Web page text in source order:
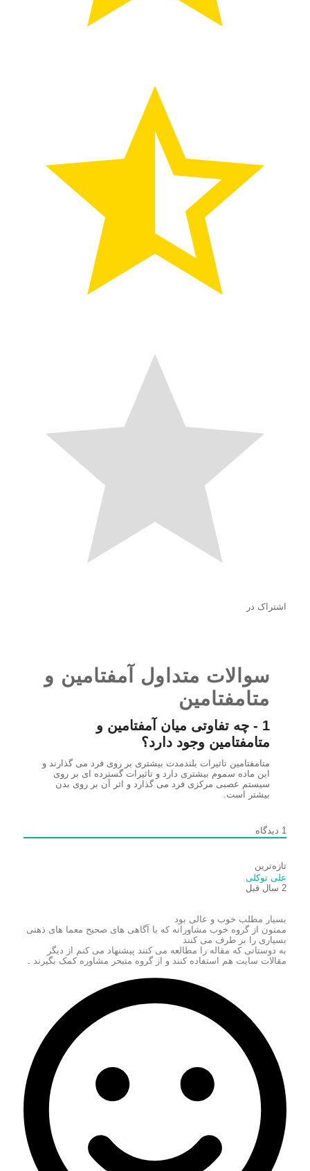
اشتراک در
سوالات متداول آمفتامین و
متامفتامین
1 - چه تفاوتی میان آمفتامین و
متامفتامین وجود دارد؟
متامفتامین تاثیرات بلندمدت بیشتری بر روی فرد می گذارند و
این ماده سموم بیشتری دارد و تاثیرات گسترده ای بر روی
سیستم عصبی مرکزی فرد می گذارد و اثر آن بر روی بدن
بیشتر است.
1 دیدگاه
تازه‌ترین
علی توکلی
2 سال قبل
بسیار مطلب خوب و عالی بود
ممنون از گروه خوب مشاورانه که با آگاهی های صحیح معما های ذهنی
بسیاری را بر طرف می کنند
به دوستانی که مقاله را مطالعه می کنند پیشنهاد می کنم از دیگر
مقالات سایت هم استفاده کنند و از گروه متبحر مشاوره کمک بگیرند .